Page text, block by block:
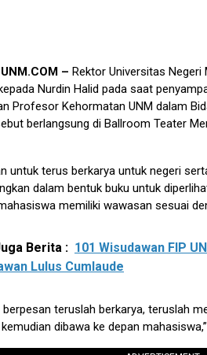
– Rektor Universitas Negeri
Nurdin Halid pada saat
Profesor Kehormatan UNM dalam
berlangsung di Ballroom Teater
untuk terus berkarya untuk negeri
dalam bentuk buku untuk
memiliki wawasan sesuai
Berita : 101 Wisudawan FIP
Lulus Cumlaude
berpesan teruslah berkarya, teruslah
dibawa ke depan